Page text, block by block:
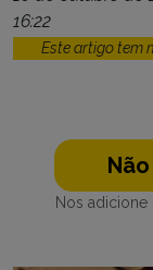
16:22
Este artigo tem
Nos